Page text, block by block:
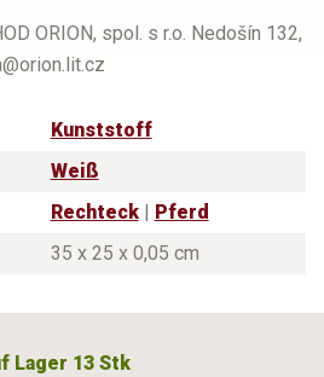
ORION, spol. s r.o. Nedošín 132,
Kunststoff
Weiß
Rechteck|
Pferd
35 x 25 x 0,05 cm
Lager 13 Stk